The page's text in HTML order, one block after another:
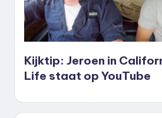
Kijktip: Jeroen in
Life staat op YouTube